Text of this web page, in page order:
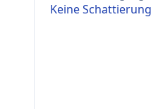
Keine Schattierung